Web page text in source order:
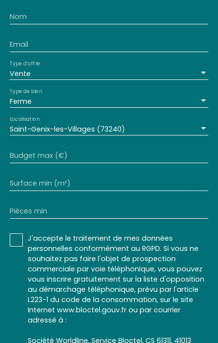
Nom
Email
Vente
Type d'offre
Ferme
Type de bien
Saint-Genix-les-Villages (73240)
Localisation
Budget max (€)
Surface min (m²)
Pièces min
J'accepte le traitement de mes données
personnelles conformément au RGPD. Si vous ne
souhaitez pas faire l'objet de prospection
commerciale par voie téléphonique, vous pouvez
vous inscrire gratuitement sur la liste d'opposition
au démarchage téléphonique, prévu par l'article
L223-1 du code de la consommation, sur le site
Internet www.bloctel.gouv.fr ou par courrier
adressé à :
Société Worldline, Service Bloctel, CS 61311, 41013